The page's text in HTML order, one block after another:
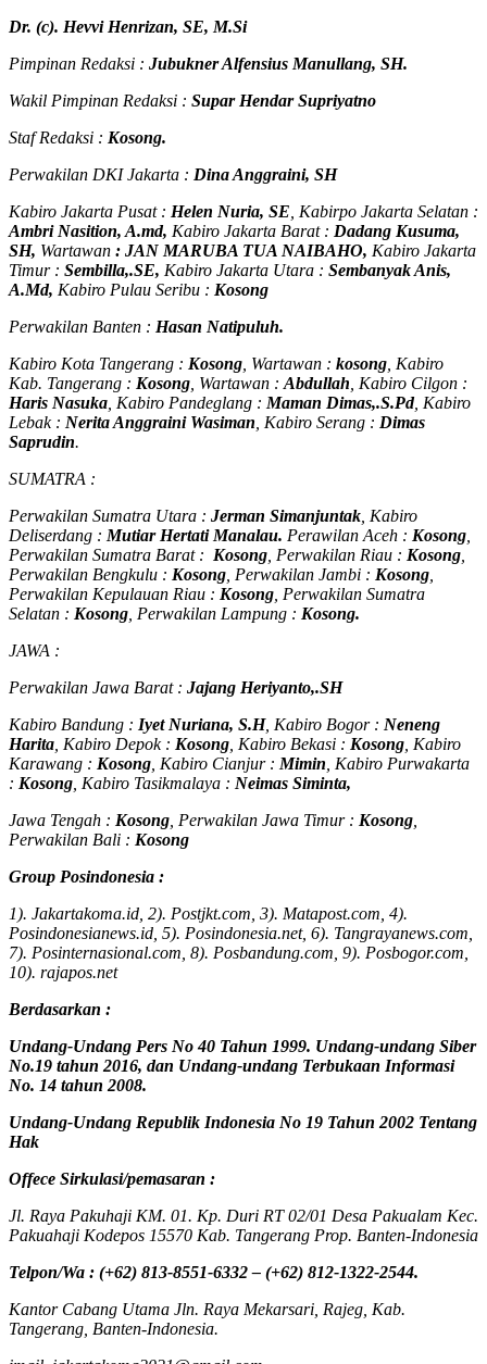
Dr. (c). Hevvi Henrizan, SE, M.Si
Pimpinan Redaksi : Jubukner Alfensius Manullang, SH.
Wakil Pimpinan Redaksi : Supar Hendar Supriyatno
Staf Redaksi : Kosong.
Perwakilan DKI Jakarta : Dina Anggraini, SH
Kabiro Jakarta Pusat : Helen Nuria, SE, Kabirpo Jakarta Selatan :
Ambri Nasition, A.md, Kabiro Jakarta Barat : Dadang Kusuma,
SH, Wartawan : JAN MARUBA TUA NAIBAHO, Kabiro Jakarta
Timur : Sembilla,.SE, Kabiro Jakarta Utara : Sembanyak Anis,
A.Md, Kabiro Pulau Seribu : Kosong
Perwakilan Banten : Hasan Natipuluh.
Kabiro Kota Tangerang : Kosong, Wartawan : kosong, Kabiro
Kab. Tangerang : Kosong, Wartawan :Abdullah, Kabiro Cilgon :
Haris Nasuka, Kabiro Pandeglang :Maman Dimas,.S.Pd, Kabiro
Lebak : Nerita Anggraini Wasiman, Kabiro Serang : Dimas
Saprudin.
SUMATRA :
Perwakilan Sumatra Utara : Jerman Simanjuntak, Kabiro
Deliserdang :Mutiar Hertati Manalau. Perawilan Aceh : Kosong,
Perwakilan Sumatra Barat : Kosong, Perwakilan Riau : Kosong,
Perwakilan Bengkulu : Kosong, Perwakilan Jambi : Kosong,
Perwakilan Kepulauan Riau : Kosong, Perwakilan Sumatra
Selatan : Kosong, Perwakilan Lampung : Kosong.
JAWA :
Perwakilan Jawa Barat : Jajang Heriyanto,.SH
Kabiro Bandung : Iyet Nuriana, S.H, Kabiro Bogor : Neneng
Harita, Kabiro Depok : Kosong, Kabiro Bekasi : Kosong, Kabiro
Karawang : Kosong, Kabiro Cianjur :Mimin, Kabiro Purwakarta
: Kosong, Kabiro Tasikmalaya : Neimas Siminta,
Jawa Tengah : Kosong, Perwakilan Jawa Timur : Kosong,
Perwakilan Bali : Kosong
Group Posindonesia :
1). Jakartakoma.id, 2). Postjkt.com, 3). Matapost.com, 4).
Posindonesianews.id, 5). Posindonesia.net, 6). Tangrayanews.com,
7). Posinternasional.com, 8). Posbandung.com, 9). Posbogor.com,
10). rajapos.net
Berdasarkan :
Undang-Undang Pers No 40 Tahun 1999. Undang-undang Siber
No.19 tahun 2016, dan Undang-undang Terbukaan Informasi
No. 14 tahun 2008.
Undang-Undang Republik Indonesia No 19 Tahun 2002 Tentang
Hak
Offece Sirkulasi/pemasaran :
Jl. Raya Pakuhaji KM. 01. Kp. Duri RT 02/01 Desa Pakualam Kec.
Pakuahaji Kodepos 15570 Kab. Tangerang Prop. Banten-Indonesia
Telpon/Wa : (+62) 813-8551-6332 – (+62) 812-1322-2544.
Kantor Cabang Utama Jln. Raya Mekarsari, Rajeg, Kab.
Tangerang, Banten-Indonesia.